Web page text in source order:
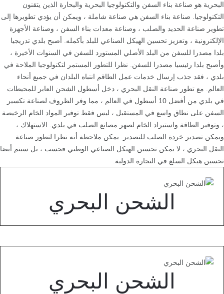
البحرية هو صناعة بناء السفن والتكنولوجيا البحرية والبحارة الذين يتقنون
التكنولوجيا. صناعة بناء السفن هي صناعة شاملة ، ويمكن أن يؤدي تطويرها إلى
تطوير صناعة الحديد والصلب ، وصناعة معدات بناء السفن ، وصناعة الأجهزة
الإلكترونية ، وتعزيز تحسين الهيكل الصناعي للبلد بأكمله. أصبح بلدي تدريجيا
بلدا مصدرا للسفن من البلد الأصلي المستورد للسفن في السنوات الأخيرة ،
وأصبح بلدا رئيسيا مصدرا للسفن. نظرا للتطور المستمر لتكنولوجيا الملاحة في
بلدي ، فقد جذب إرسال خدمات عمل الطاقم انتباه البلدان في جميع أنحاء
العالم. مع تطور صناعة النقل البحري ، دخل أسطول الشحن العابر للمحيطات
في بلدي من أفضل 10 أسطول في العالم ، مما وفر الظروف لصناعة تكسير
السفن على نطاق واسع في المستقبل ، ليس فقط توفير المواد الخام الرخيصة
، وتوفير الطاقة واستيراد الخام لصهر مصانع الصلب في بلدي. الاستهلاك ،
ويمكن تصدير خردة الصلب للتصدير. يمكن ملاحظة أنه نظرا لتطور صناعة
النقل البحري ، لا يمكن تحسين الهيكل الصناعي الوطني فحسب ، بل سيتم أيضا
تحسين هيكل السلع في التجارة الدولية.
الشحن البحري
الشحن البحري